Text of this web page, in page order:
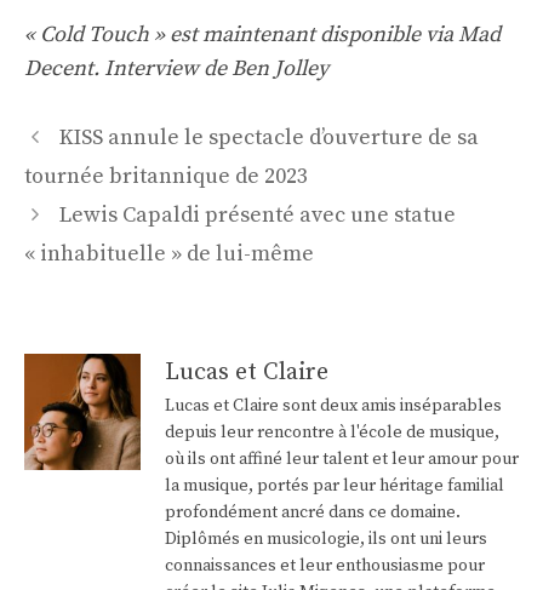
« Cold Touch » est maintenant disponible via Mad
Decent. Interview de Ben Jolley
Navigation
des
KISS annule le spectacle d’ouverture de sa
tournée britannique de 2023
Lewis Capaldi présenté avec une statue
« inhabituelle » de lui-même
Lucas et Claire
Lucas et Claire sont deux amis inséparables
depuis leur rencontre à l'école de musique,
où ils ont affiné leur talent et leur amour pour
la musique, portés par leur héritage familial
profondément ancré dans ce domaine.
Diplômés en musicologie, ils ont uni leurs
connaissances et leur enthousiasme pour